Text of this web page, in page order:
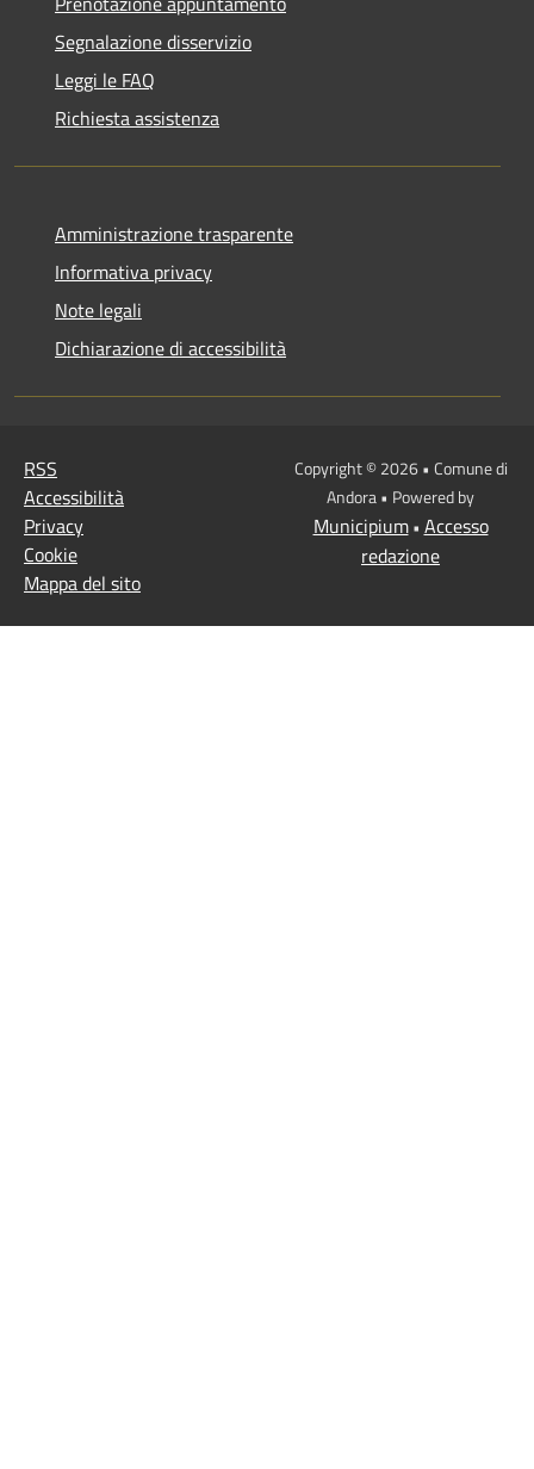
Segnalazione disservizio
Leggi le FAQ
Richiesta assistenza
Amministrazione trasparente
Informativa privacy
Note legali
Dichiarazione di accessibilità
RSS
Accessibilità
Privacy
Cookie
Mappa del sito
Copyright © 2026 • Comune di
Andora • Powered by
Municipium• Accesso
redazione